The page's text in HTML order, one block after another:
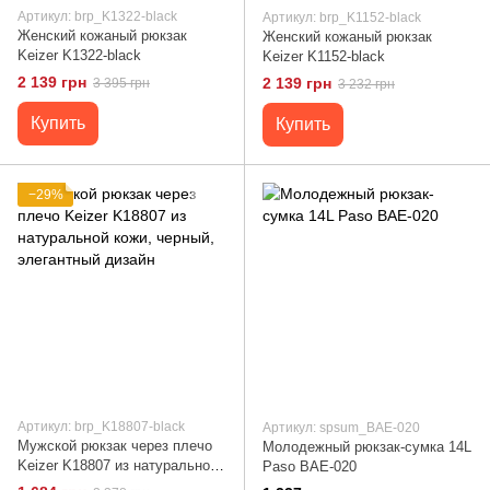
Артикул: brp_K1322-black
Женский кожаный рюкзак
Keizer K1322-black
2 139 грн 3 395 грн
Купить
Артикул: brp_K1152-black
Женский кожаный рюкзак
Keizer K1152-black
2 139 грн 3 232 грн
Купить
−29%
Артикул: brp_K18807-black
Мужской рюкзак через плечо
Keizer K18807 из натуральной
кожи, черный, элегантный
Артикул: spsum_BAE-020
Молодежный рюкзак-сумка 14L
Paso BAE-020